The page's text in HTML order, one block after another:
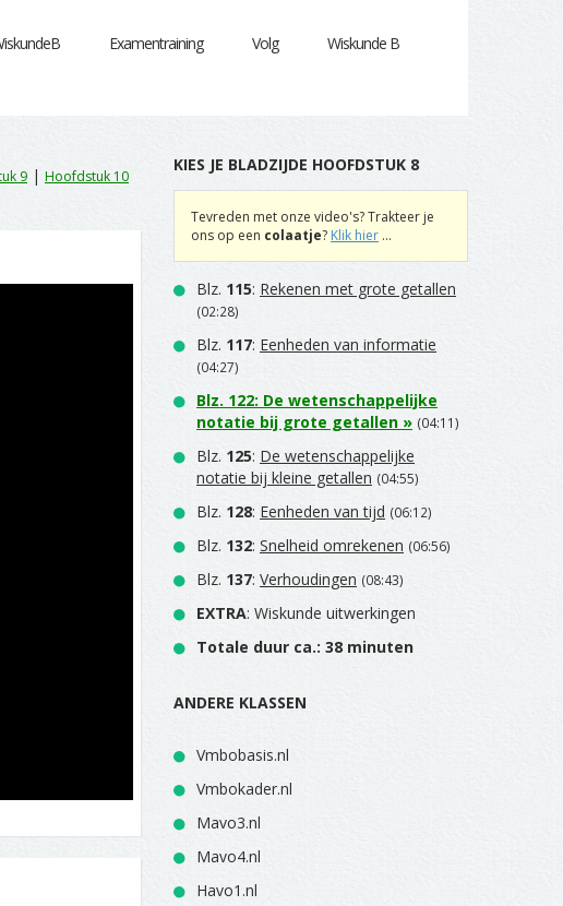
Examentraining Volg Wiskunde B
9 | Hoofdstuk 10
KIES JE BLADZIJDE HOOFDSTUK 8
Tevreden met onze video's? Trakteer je
ons op een colaatje? Klik hier ...
Blz. 115: Rekenen met grote getallen
(02:28)
Blz. 117: Eenheden van informatie
(04:27)
Blz. 122: De wetenschappelijke
notatie bij grote getallen » (04:11)
Blz. 125: De wetenschappelijke
notatie bij kleine getallen (04:55)
Blz. 128: Eenheden van tijd (06:12)
Blz. 132: Snelheid omrekenen (06:56)
Blz. 137: Verhoudingen (08:43)
EXTRA: Wiskunde uitwerkingen
Totale duur ca.: 38 minuten
ANDERE KLASSEN
Vmbobasis.nl
Vmbokader.nl
Mavo3.nl
Mavo4.nl
Havo1.nl